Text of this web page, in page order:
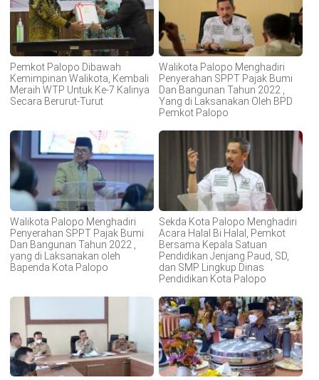
Pemkot Palopo Dibawah
Kemimpinan Walikota, Kembali
Meraih WTP Untuk Ke-7 Kalinya
Secara Berurut-Turut
Walikota Palopo Menghadiri
Penyerahan SPPT Pajak Bumi
Dan Bangunan Tahun 2022 ,
Yang di Laksanakan Oleh BPD
Pemkot Palopo
Walikota Palopo Menghadiri
Penyerahan SPPT Pajak Bumi
Dan Bangunan Tahun 2022 ,
yang di Laksanakan oleh
Bapenda Kota Palopo
Sekda Kota Palopo Menghadiri
Acara Halal Bi Halal, Pemkot
Bersama Kepala Satuan
Pendidikan Jenjang Paud, SD,
dan SMP Lingkup Dinas
Pendidikan Kota Palopo